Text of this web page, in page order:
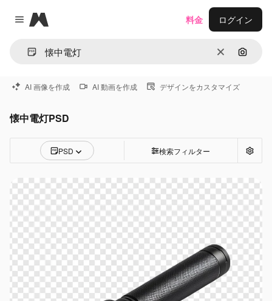
Close menu
Magnific
消去 画像で
料金 ログイン
AI 画像を作成 AI 動画を作成 デザインをカスタマイズ
懐中電灯PSD
PSD 検索フィルター